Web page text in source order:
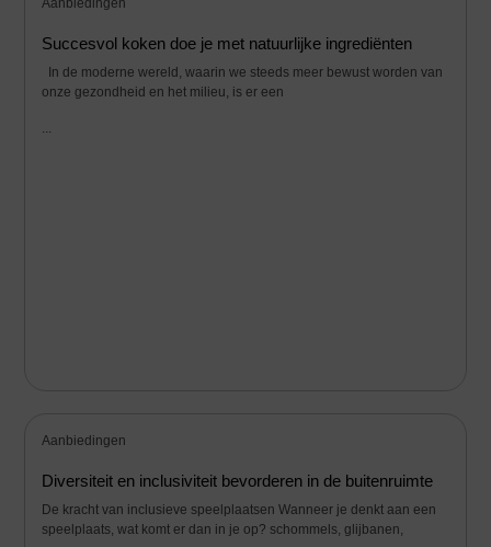
Aanbiedingen
Succesvol koken doe je met natuurlijke ingrediënten
In de moderne wereld, waarin we steeds meer bewust worden van
onze gezondheid en het milieu, is er een
...
Aanbiedingen
Diversiteit en inclusiviteit bevorderen in de buitenruimte
De kracht van inclusieve speelplaatsen Wanneer je denkt aan een
speelplaats, wat komt er dan in je op? schommels, glijbanen,